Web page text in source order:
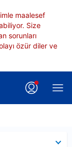
maalesef
Size
sorunları
özür diler ve